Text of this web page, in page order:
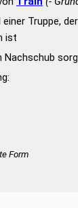
Truppe,
ist
Nachschub
Form